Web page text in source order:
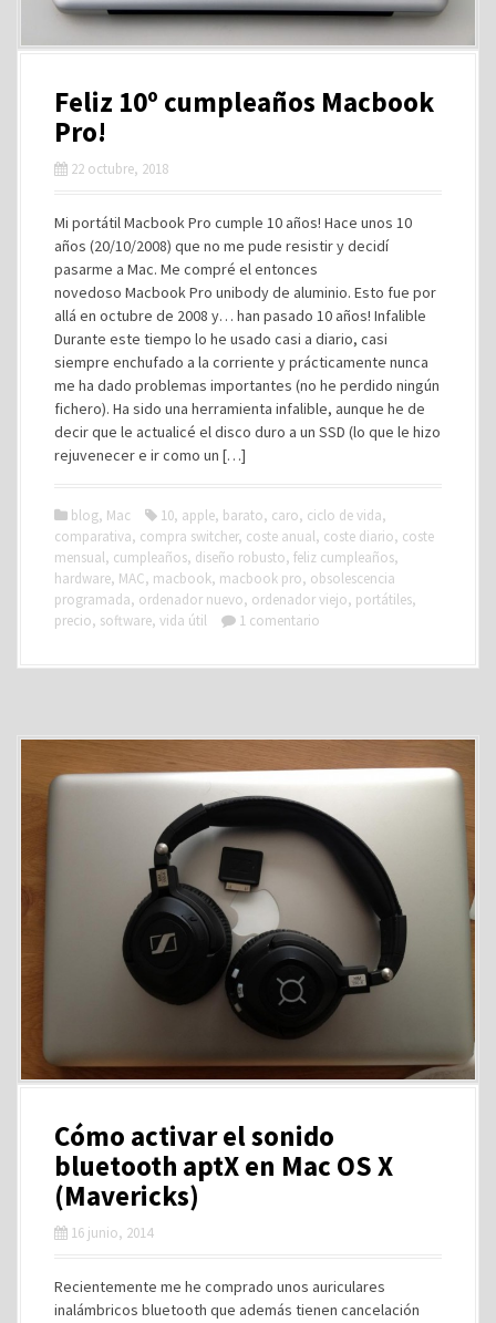
Feliz 10º cumpleaños Macbook
Pro!
22 octubre, 2018
Mi portátil Macbook Pro cumple 10 años! Hace unos 10
años (20/10/2008) que no me pude resistir y decidí
pasarme a Mac. Me compré el entonces
novedoso Macbook Pro unibody de aluminio. Esto fue por
allá en octubre de 2008 y… han pasado 10 años! Infalible
Durante este tiempo lo he usado casi a diario, casi
siempre enchufado a la corriente y prácticamente nunca
me ha dado problemas importantes (no he perdido ningún
fichero). Ha sido una herramienta infalible, aunque he de
decir que le actualicé el disco duro a un SSD (lo que le hizo
rejuvenecer e ir como un […]
blog, Mac 10, apple, barato, caro, ciclo de vida,
comparativa, compra switcher, coste anual, coste diario, coste
mensual, cumpleaños, diseño robusto, feliz cumpleaños,
hardware, MAC, macbook, macbook pro, obsolescencia
programada, ordenador nuevo, ordenador viejo, portátiles,
precio, software, vida útil 1 comentario
Cómo activar el sonido
bluetooth aptX en Mac OS X
(Mavericks)
16 junio, 2014
Recientemente me he comprado unos auriculares
inalámbricos bluetooth que además tienen cancelación